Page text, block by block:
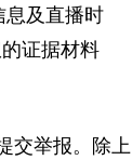
及直播时
证据材料
交举报。除上